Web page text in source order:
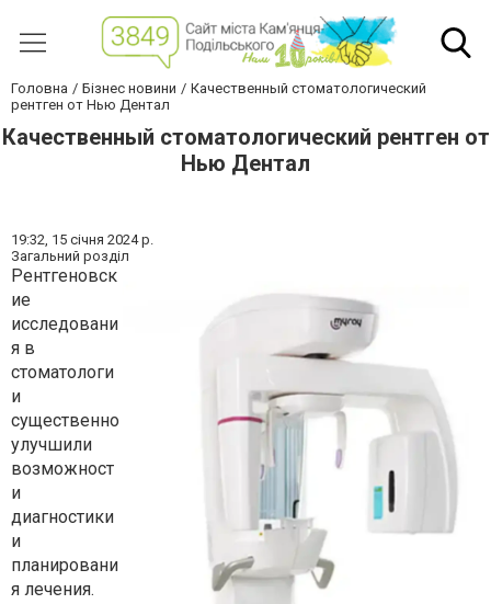
Головна Бізнес новини
Качественный стоматологический
рентген от Нью Дентал
Качественный стоматологический рентген от
Нью Дентал
19:32, 15 січня 2024 р.
Загальний розділ
Рентгеновск
ие
исследовани
я в
стоматологи
и
существенно
улучшили
возможност
и
диагностики
и
планировани
я лечения.